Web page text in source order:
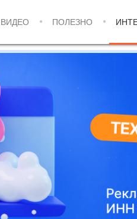
ВИДЕО ПОЛЕЗНО